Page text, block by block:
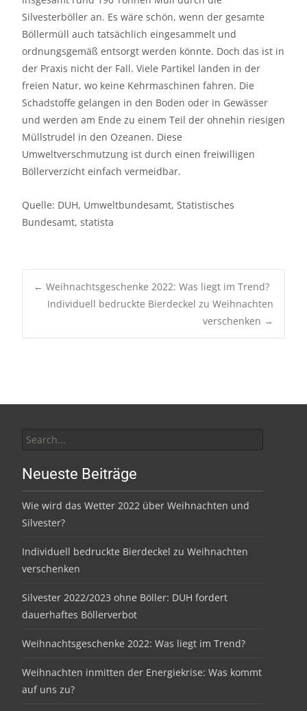
Silvesterböller an. Es wäre schön, wenn der gesamte
Böllermüll auch tatsächlich eingesammelt und
ordnungsgemäß entsorgt werden könnte. Doch das ist in
der Praxis nicht der Fall. Viele Partikel landen in der
freien Natur, wo keine Kehrmaschinen fahren. Die
Schadstoffe gelangen in den Boden oder in Gewässer
und werden am Ende zu einem Teil der ohnehin riesigen
Müllstrudel in den Ozeanen. Diese
Umweltverschmutzung ist durch einen freiwilligen
Böllerverzicht einfach vermeidbar.
Quelle: DUH, Umweltbundesamt, Statistisches
Bundesamt, statista
Post
navigation
← Weihnachtsgeschenke 2022: Was liegt im Trend?
Individuell bedruckte Bierdeckel zu Weihnachten
verschenken →
for:
Neueste Beiträge
Wie wird das Wetter 2022 über Weihnachten und
Silvester?
Individuell bedruckte Bierdeckel zu Weihnachten
verschenken
Silvester 2022/2023 ohne Böller: DUH fordert
dauerhaftes Böllerverbot
Weihnachtsgeschenke 2022: Was liegt im Trend?
Weihnachten inmitten der Energiekrise: Was kommt
auf uns zu?